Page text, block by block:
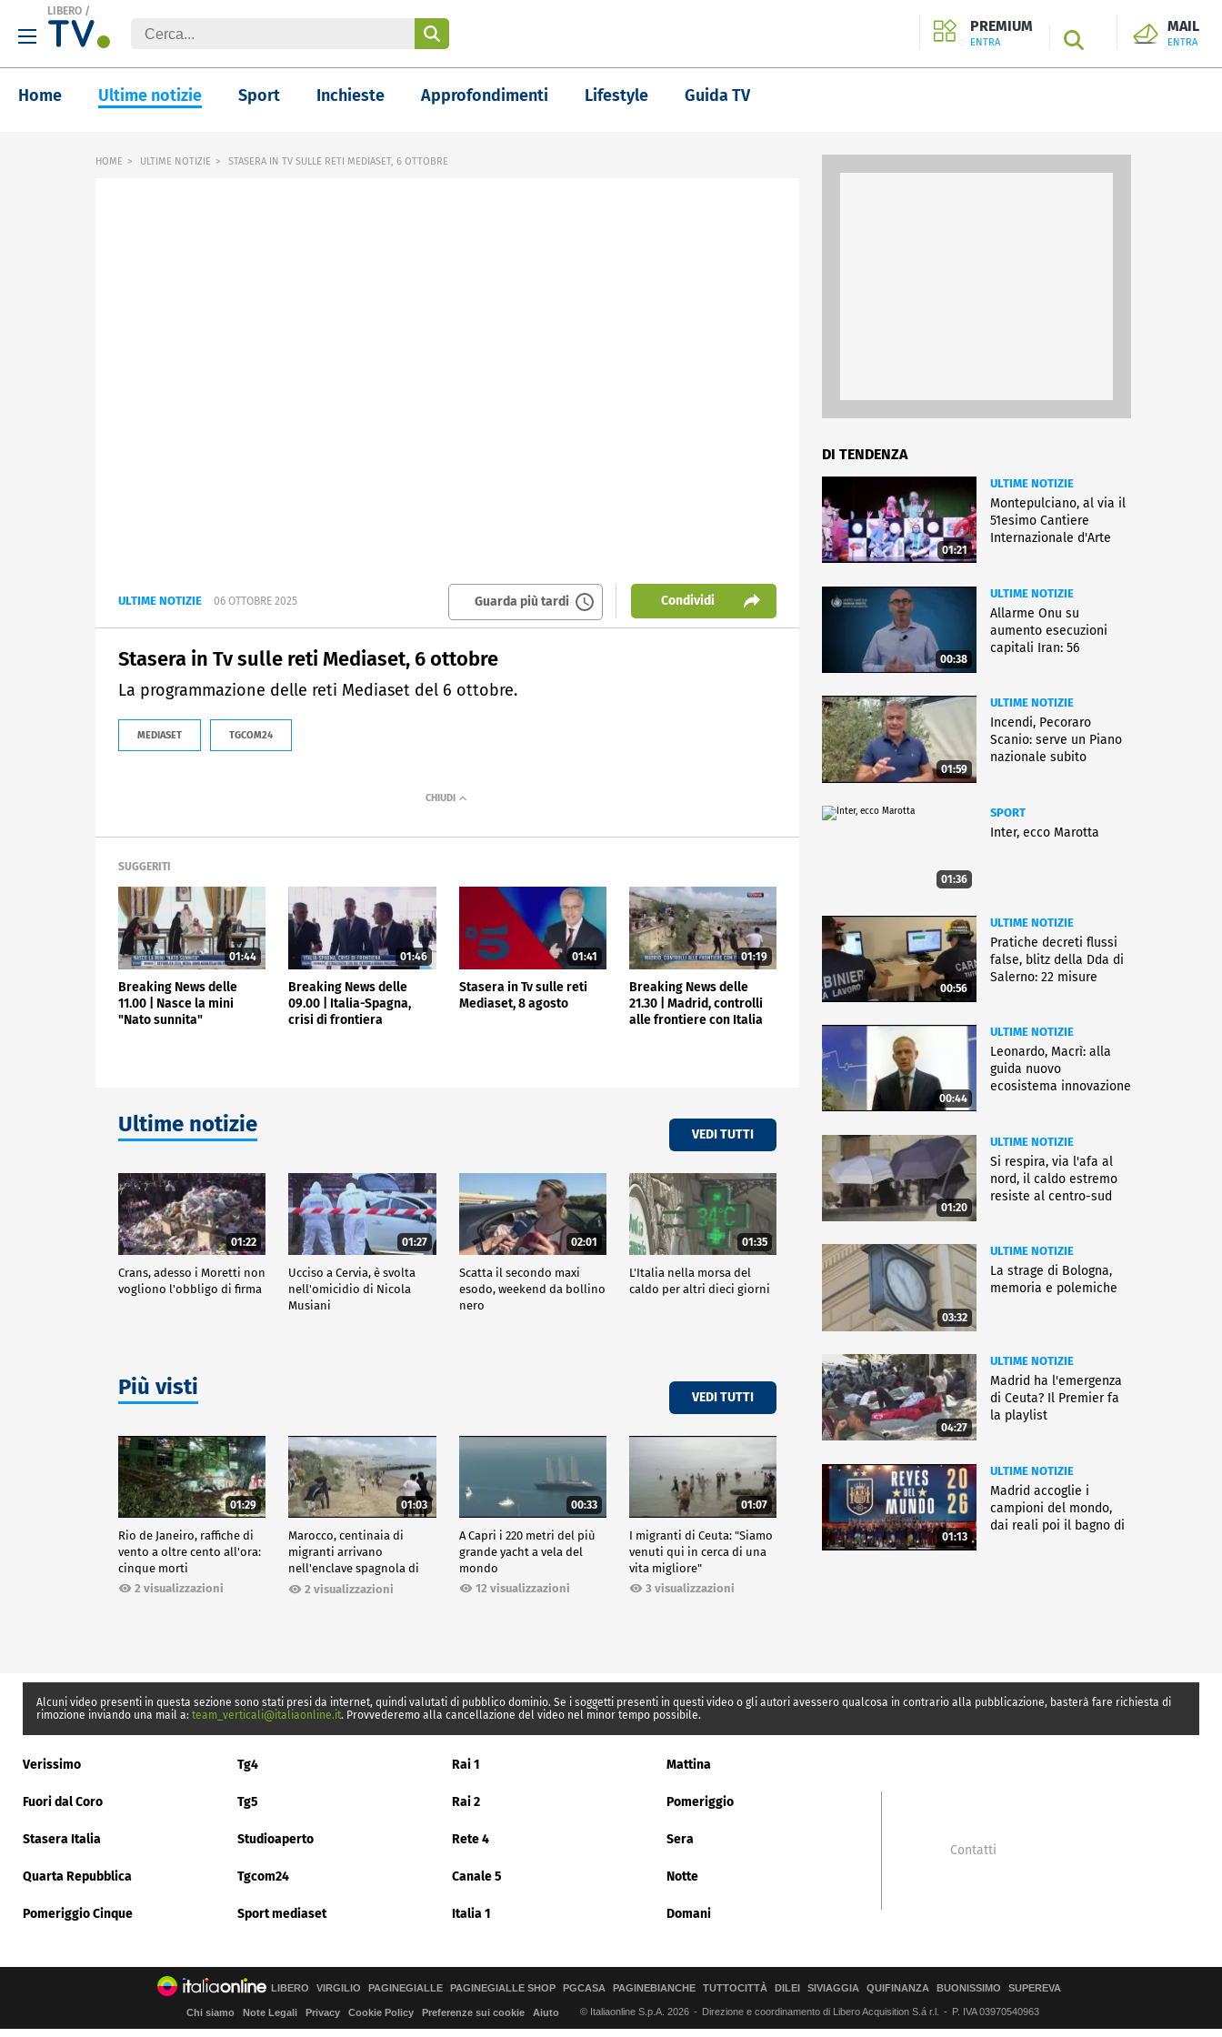
LIBERO /
PREMIUM
ENTRA SEARCH
MAIL
ENTRA
Home Ultime notizie Sport Inchieste Approfondimenti Lifestyle Guida TV
HOME ULTIME NOTIZIE STASERA IN TV SULLE RETI MEDIASET, 6 OTTOBRE
ULTIME NOTIZIE 06 OTTOBRE 2025 Guarda più tardi Condividi
Stasera in Tv sulle reti Mediaset, 6 ottobre
La programmazione delle reti Mediaset del 6 ottobre.
MEDIASET TGCOM24
SUGGERITI
01:44
Breaking News delle
11.00 | Nasce la mini
"Nato sunnita"
01:46
Breaking News delle
09.00 | Italia-Spagna,
crisi di frontiera
01:41
Stasera in Tv sulle reti
Mediaset, 8 agosto
01:19
Breaking News delle
21.30 | Madrid, controlli
alle frontiere con Italia
Ultime notizie VEDI TUTTI
01:22
Crans, adesso i Moretti non
vogliono l'obbligo di firma
01:27
Ucciso a Cervia, è svolta
nell'omicidio di Nicola
Musiani
02:01
Scatta il secondo maxi
esodo, weekend da bollino
nero
01:35
L'Italia nella morsa del
caldo per altri dieci giorni
Più visti VEDI TUTTI
01:29
Rio de Janeiro, raffiche di
vento a oltre cento all'ora:
cinque morti
2 visualizzazioni
01:03
Marocco, centinaia di
migranti arrivano
nell'enclave spagnola di
Ceuta2 visualizzazioni
00:33
A Capri i 220 metri del più
grande yacht a vela del
mondo
12 visualizzazioni
01:07
I migranti di Ceuta: "Siamo
venuti qui in cerca di una
vita migliore"
3 visualizzazioni
DI TENDENZA
01:21
ULTIME NOTIZIE
Montepulciano, al via il
51esimo Cantiere
Internazionale d'Arte
00:38
ULTIME NOTIZIE
Allarme Onu su
aumento esecuzioni
capitali Iran: 56
01:59
ULTIME NOTIZIE
Incendi, Pecoraro
Scanio: serve un Piano
nazionale subito
01:36
SPORT
Inter, ecco Marotta
00:56
ULTIME NOTIZIE
Pratiche decreti flussi
false, blitz della Dda di
Salerno: 22 misure
00:44
ULTIME NOTIZIE
Leonardo, Macrì: alla
guida nuovo
ecosistema innovazione
01:20
ULTIME NOTIZIE
Si respira, via l'afa al
nord, il caldo estremo
resiste al centro-sud
03:32
ULTIME NOTIZIE
La strage di Bologna,
memoria e polemiche
04:27
ULTIME NOTIZIE
Madrid ha l'emergenza
di Ceuta? Il Premier fa
la playlist
01:13
ULTIME NOTIZIE
Madrid accoglie i
campioni del mondo,
dai reali poi il bagno di
Alcuni video presenti in questa sezione sono stati presi da internet, quindi valutati di pubblico dominio. Se i soggetti presenti in questi video o gli autori avessero qualcosa in contrario alla pubblicazione, basterà fare richiesta di
rimozione inviando una mail a: team_verticali@italiaonline.it. Provvederemo alla cancellazione del video nel minor tempo possibile.
Verissimo Tg4 Rai 1 Mattina
Fuori dal Coro Tg5 Rai 2 Pomeriggio
Stasera Italia Studioaperto Rete 4 Sera
Quarta Repubblica Tgcom24 Canale 5 Notte
Pomeriggio Cinque Sport mediaset Italia 1 Domani
Contatti
LIBERO VIRGILIO PAGINEGIALLE PAGINEGIALLE SHOP PGCASA PAGINEBIANCHE TUTTOCITTÀ DILEI SIVIAGGIA QUIFINANZA BUONISSIMO SUPEREVA
Chi siamo Note Legali Privacy Cookie Policy Preferenze sui cookie Aiuto © Italiaonline S.p.A. 2026 Direzione e coordinamento di Libero Acquisition S.á r.l. P. IVA 03970540963